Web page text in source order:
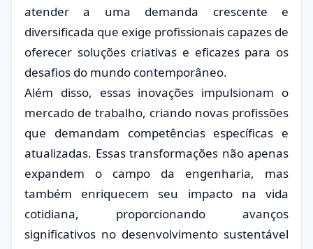
atender a uma demanda crescente e
diversificada que exige profissionais capazes de
oferecer soluções criativas e eficazes para os
desafios do mundo contemporâneo.
Além disso, essas inovações impulsionam o
mercado de trabalho, criando novas profissões
que demandam competências específicas e
atualizadas. Essas transformações não apenas
expandem o campo da engenharia, mas
também enriquecem seu impacto na vida
cotidiana, proporcionando avanços
significativos no desenvolvimento sustentável